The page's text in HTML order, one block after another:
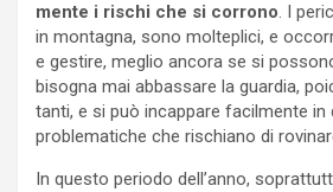
mente i rischi che si corrono. I
in montagna, sono molteplici, e
e gestire, meglio ancora se si
bisogna mai abbassare la guardia,
tanti, e si può incappare facilmente in
problematiche che rischiano di
In questo periodo dell’anno,